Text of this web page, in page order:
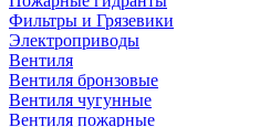
Фильтры и Грязевики
Электроприводы
Вентиля
Вентиля бронзовые
Вентиля чугунные
Вентиля пожарные